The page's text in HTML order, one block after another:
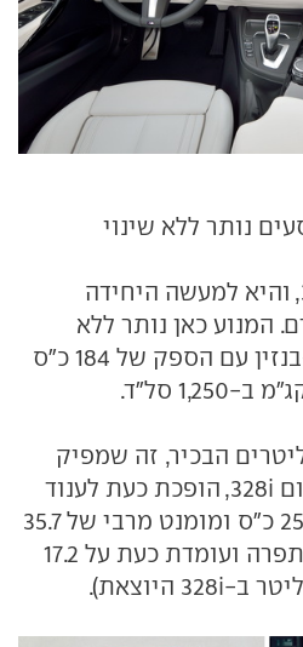
הגרסה הבאה היא 320i, והיא למעשה היחידה
המנוע כאן נותר ללא
שינוי, 2.0 ליטר טורבו-בנזין עם הספק של 184 כ"ס
3 עם מנוע 2.0 הליטרים הבכיר, זה שמפיק
245 כ"ס ונקראה עד היום 328i, הופכת כעת לענוד
את התג 330i ולפסק 252 כ"ס ומומנט מרבי של 35.7
קג"מ. צריכת הדלק השתפרה ועומדת כעת על 17.2